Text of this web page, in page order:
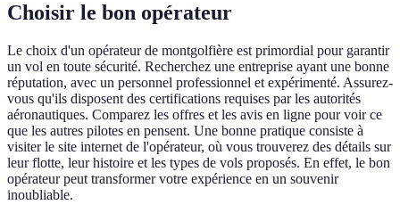
Choisir le bon opérateur
Le choix d'un opérateur de montgolfière est primordial pour garantir
un vol en toute sécurité. Recherchez une entreprise ayant une bonne
réputation, avec un personnel professionnel et expérimenté. Assurez-
vous qu'ils disposent des certifications requises par les autorités
aéronautiques. Comparez les offres et les avis en ligne pour voir ce
que les autres pilotes en pensent. Une bonne pratique consiste à
visiter le site internet de l'opérateur, où vous trouverez des détails sur
leur flotte, leur histoire et les types de vols proposés. En effet, le bon
opérateur peut transformer votre expérience en un souvenir
inoubliable.